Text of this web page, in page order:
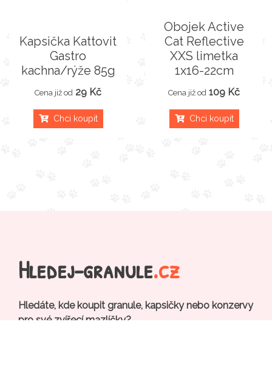
Kapsička Kattovit
Gastro
kachna/rýže 85g
Cena již od 29 Kč
Chci koupit
Obojek Active
Cat Reflective
XXS limetka
1x16-22cm
Cena již od 109 Kč
Chci koupit
Hledej-granule.cz
Hledáte, kde koupit granule, kapsičky nebo konzervy
pro své zvířecí mazlíčky?